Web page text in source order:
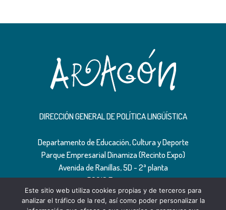
DIRECCIÓN GENERAL DE POLÍTICA LINGÜÍSTICA
Departamento de Educación, Cultura y Deporte
Parque Empresarial Dinamiza (Recinto Expo)
Avenida de Ranillas, 5D - 2ª planta
50018 Zaragoza
Tfno: 976 71 54 65
Este sitio web utiliza cookies propias y de terceros para
analizar el tráfico de la red, así como poder personalizar la